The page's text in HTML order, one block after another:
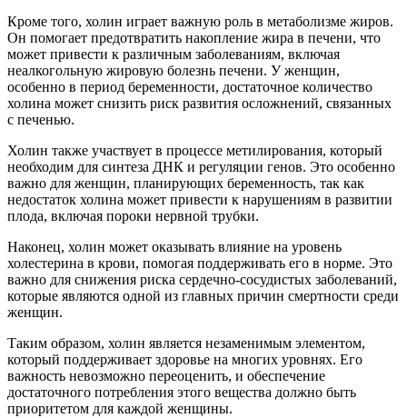
Кроме того, холин играет важную роль в метаболизме жиров.
Он помогает предотвратить накопление жира в печени, что
может привести к различным заболеваниям, включая
неалкогольную жировую болезнь печени. У женщин,
особенно в период беременности, достаточное количество
холина может снизить риск развития осложнений, связанных
с печенью.
Холин также участвует в процессе метилирования, который
необходим для синтеза ДНК и регуляции генов. Это особенно
важно для женщин, планирующих беременность, так как
недостаток холина может привести к нарушениям в развитии
плода, включая пороки нервной трубки.
Наконец, холин может оказывать влияние на уровень
холестерина в крови, помогая поддерживать его в норме. Это
важно для снижения риска сердечно-сосудистых заболеваний,
которые являются одной из главных причин смертности среди
женщин.
Таким образом, холин является незаменимым элементом,
который поддерживает здоровье на многих уровнях. Его
важность невозможно переоценить, и обеспечение
достаточного потребления этого вещества должно быть
приоритетом для каждой женщины.